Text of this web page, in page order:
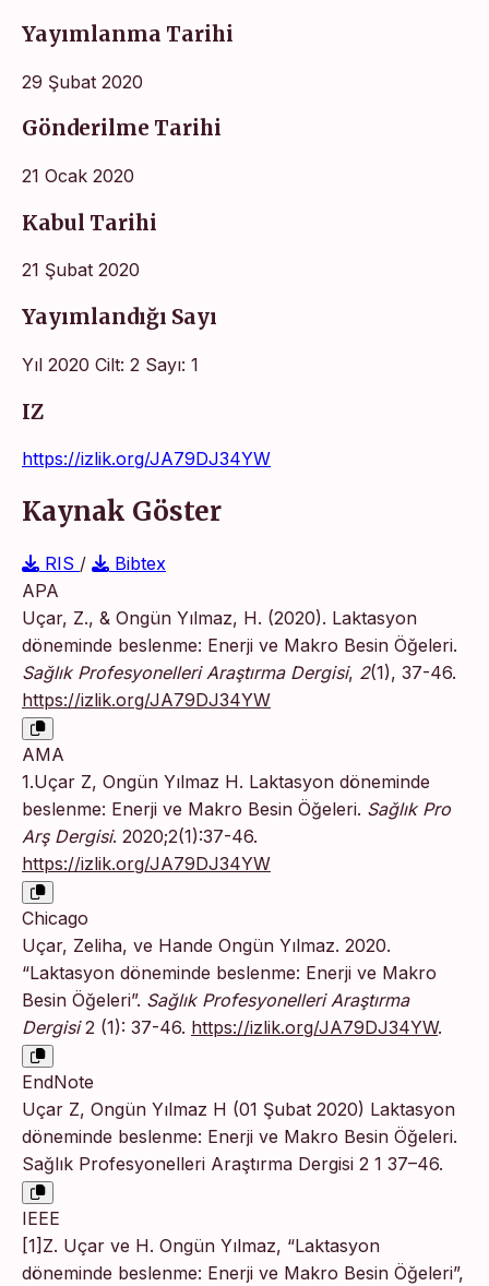
Yayımlanma Tarihi
29 Şubat 2020
Gönderilme Tarihi
21 Ocak 2020
Kabul Tarihi
21 Şubat 2020
Yayımlandığı Sayı
Yıl 2020 Cilt: 2 Sayı: 1
IZ
https://izlik.org/JA79DJ34YW
Kaynak Göster
RIS /
Bibtex
APA
Uçar, Z., & Ongün Yılmaz, H. (2020). Laktasyon
döneminde beslenme: Enerji ve Makro Besin Öğeleri.
Sağlık Profesyonelleri Araştırma Dergisi, 2(1), 37-46.
https://izlik.org/JA79DJ34YW
AMA
1.Uçar Z, Ongün Yılmaz H. Laktasyon döneminde
beslenme: Enerji ve Makro Besin Öğeleri. Sağlık Pro
Arş Dergisi. 2020;2(1):37-46.
https://izlik.org/JA79DJ34YW
Chicago
Uçar, Zeliha, ve Hande Ongün Yılmaz. 2020.
“Laktasyon döneminde beslenme: Enerji ve Makro
Besin Öğeleri”. Sağlık Profesyonelleri Araştırma
Dergisi2 (1): 37-46. https://izlik.org/JA79DJ34YW.
EndNote
Uçar Z, Ongün Yılmaz H (01 Şubat 2020) Laktasyon
döneminde beslenme: Enerji ve Makro Besin Öğeleri.
Sağlık Profesyonelleri Araştırma Dergisi 2 1 37–46.
IEEE
[1]Z. Uçar ve H. Ongün Yılmaz, “Laktasyon
döneminde beslenme: Enerji ve Makro Besin Öğeleri”,